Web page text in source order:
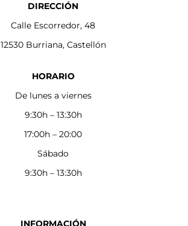
DIRECCIÓN
Calle Escorredor, 48
12530 Burriana, Castellón
HORARIO
De lunes a viernes
9:30h – 13:30h
17:00h – 20:00
Sábado
9:30h – 13:30h